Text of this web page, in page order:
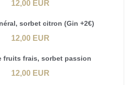
12,00 EUR
sorbet citron (Gin +2€)
12,00 EUR
fruits frais, sorbet passion
12,00 EUR